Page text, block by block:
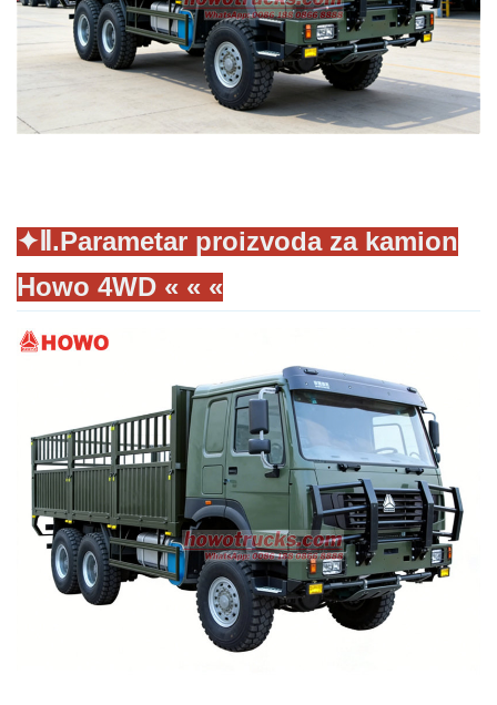
✦ Ⅱ.Parametar proizvoda za kamion
Howo 4WD « « «